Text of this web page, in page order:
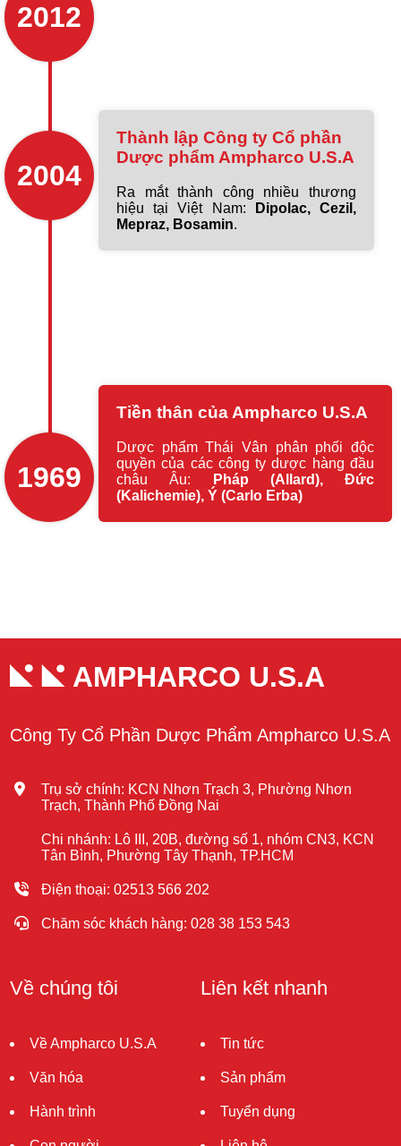
2012
2004
Thành lập Công ty Cổ phần
Dược phẩm Ampharco U.S.A
Ra mắt thành công nhiều thương
hiệu tại Việt Nam:
Dipolac, Cezil,
Mepraz, Bosamin.
1969
Tiền thân của Ampharco U.S.A
Dược phẩm Thái Vân phân phối độc
quyền của các công ty dược hàng đầu
châu Âu:
Pháp (Allard), Đức
(Kalichemie), Ý (Carlo Erba)
AMPHARCO U.S.A
Công Ty Cổ Phần Dược Phẩm Ampharco U.S.A
Trụ sở chính: KCN Nhơn Trạch 3, Phường Nhơn
Trạch, Thành Phố Đồng Nai
Chi nhánh: Lô III, 20B, đường số 1, nhóm CN3, KCN
Tân Bình, Phường Tây Thạnh, TP.HCM
Điện thoại: 02513 566 202
Chăm sóc khách hàng: 028 38 153 543
Về chúng tôi
Về Ampharco U.S.A
Văn hóa
Hành trình
Liên kết nhanh
Tin tức
Sản phẩm
Tuyển dụng